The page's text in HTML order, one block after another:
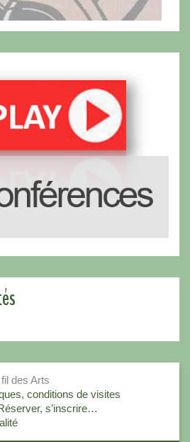
des Arts
conditions de visites
s’inscrire…